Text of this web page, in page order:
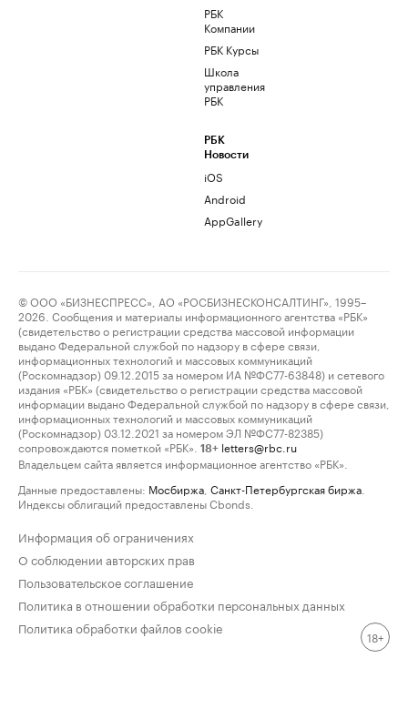
РБК
Компании
РБК Курсы
Школа
управления
РБК
РБК
Новости
iOS
Android
AppGallery
© ООО «БИЗНЕСПРЕСС», АО «РОСБИЗНЕСКОНСАЛТИНГ», 1995–
2026. Сообщения и материалы информационного агентства «РБК»
(свидетельство о регистрации средства массовой информации
выдано Федеральной службой по надзору в сфере связи,
информационных технологий и массовых коммуникаций
(Роскомнадзор) 09.12.2015 за номером ИА №ФС77-63848) и сетевого
издания «РБК» (свидетельство о регистрации средства массовой
информации выдано Федеральной службой по надзору в сфере связи,
информационных технологий и массовых коммуникаций
(Роскомнадзор) 03.12.2021 за номером ЭЛ №ФС77-82385)
сопровождаются пометкой «РБК».
18+ letters@rbc.ru
Владельцем сайта является информационное агентство «РБК».
Данные предоставлены: Мосбиржа Санкт-Петербургская биржа
Индексы облигаций предоставлены Cbonds.
Информация об ограничениях
О соблюдении авторских прав
Пользовательское соглашение
Политика в отношении обработки персональных данных
Политика обработки файлов cookie
18+